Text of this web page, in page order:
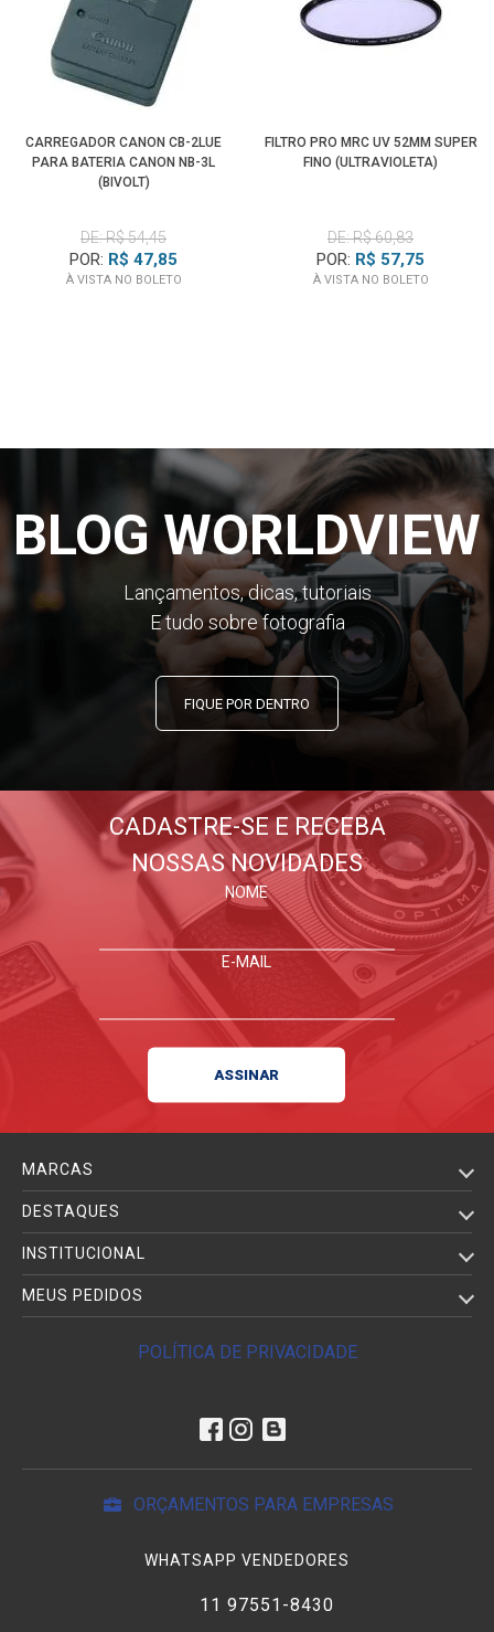
CARREGADOR CANON CB-2LUE
PARA BATERIA CANON NB-3L
(BIVOLT)
DE: R$ 54,45
POR: R$ 47,85
À VISTA NO BOLETO
FILTRO PRO MRC UV 52MM SUPER
FINO (ULTRAVIOLETA)
DE: R$ 60,83
POR: R$ 57,75
À VISTA NO BOLETO
BLOG WORLDVIEW
Lançamentos, dicas, tutoriais
E tudo sobre fotografia
FIQUE POR DENTRO
CADASTRE-SE E RECEBA
NOSSAS NOVIDADES
NOME
E-MAIL
MARCAS
DESTAQUES
INSTITUCIONAL
MEUS PEDIDOS
POLÍTICA DE PRIVACIDADE
ORÇAMENTOS PARA EMPRESAS
WHATSAPP VENDEDORES
11 97551-8430